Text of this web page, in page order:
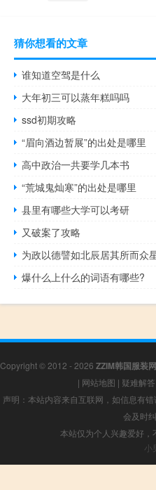
猜你想看的文章
谁知道空驾是什么
大年初三可以蒸年糕吗吗
ssd初期攻略
“眉向酒边暂展”的出处是哪里
高中政治一共要学几本书
“荒城鬼灿寒”的出处是哪里
县里有哪些大学可以考研
又破案了攻略
爆什么上什么的词语有哪些?
Copyright © 2012 - 2026 ZZIM韩国服装网
| 网站地图 | 疑难解答
声明：本站内容来自互联网，如信息有
会及时
本站仅为个人兴趣爱好
小